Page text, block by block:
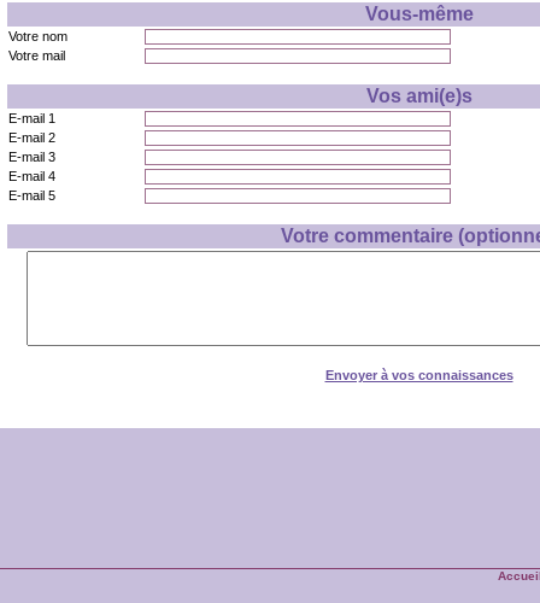
Vous-même
Votre nom
Votre mail
Vos ami(e)s
E-mail 1
E-mail 2
E-mail 3
E-mail 4
E-mail 5
Votre commentaire
Envoyer à vos connaissances